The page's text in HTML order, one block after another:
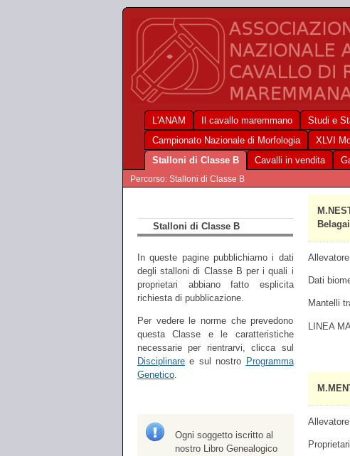
L'ANAM Il cavallo maremmano Studi e
Campionato Nazionale di Morfologia
XLVI
Stalloni di Classe B
Cavalli in vendita
Percorso: Stalloni di Classe B
Stalloni di Classe B
In queste pagine pubblichiamo i dati
degli stalloni di Classe B per i quali i
proprietari abbiano fatto esplicita
richiesta di pubblicazione.
Per vedere le norme che prevedono
questa Classe e le caratteristiche
necessarie per rientrarvi, clicca sul
Disciplinare e sul nostro Programma
Genetico.
Ogni soggetto iscritto al
nostro Libro Genealogico
Dati
Mantelli
LINEA